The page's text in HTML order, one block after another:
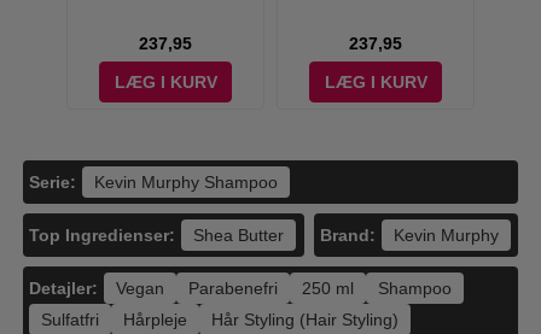
237,95
LÆG I KURV
237,95
LÆG I KURV
Top Ingredienser: Shea Butter Brand: Kevin Murphy
Serie: Kevin Murphy Shampoo
Detajler: Vegan Parabenefri 250 ml
Shampoo
Sulfatfri
Hårpleje
Hår Styling (Hair Styling)